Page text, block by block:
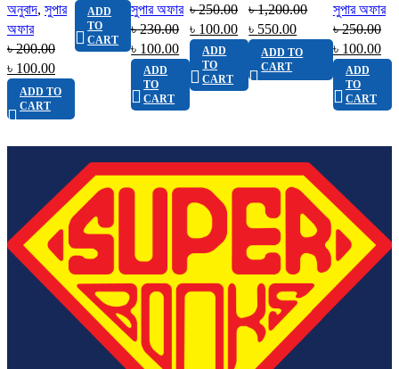
অনুবাদ, সুপার
অফার
৳200.00
৳ 100.00
ADD TO
CART
ADD
TO
CART
সুপার অফার
৳230.00
৳ 100.00
ADD
TO
CART
৳250.00
৳ 100.00
ADD
TO
CART
৳1,200.00
৳ 550.00
ADD TO
CART
সুপার অফার
৳250.00
৳ 100.00
ADD
TO
CART